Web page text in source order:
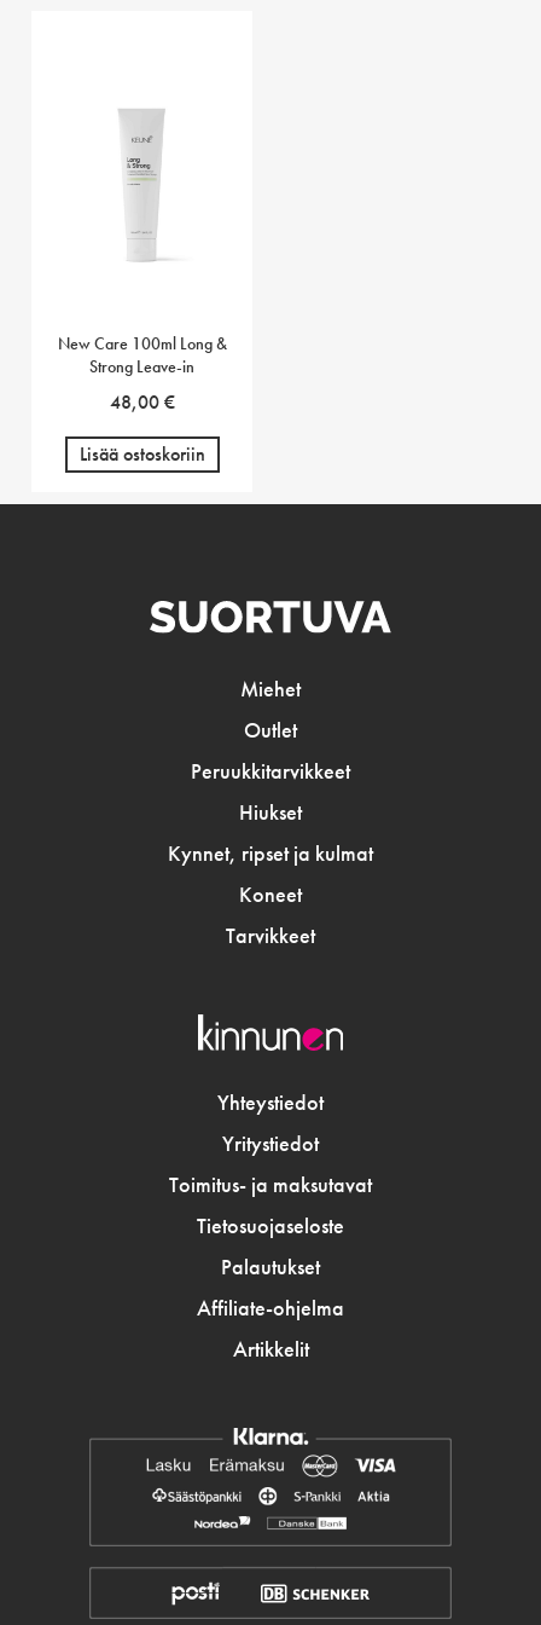
New Care 100ml Long &
Strong Leave-in
48,00€
Lisää ostoskoriin
Miehet
Outlet
Peruukkitarvikkeet
Hiukset
Kynnet, ripset ja kulmat
Koneet
Tarvikkeet
Yhteystiedot
Yritystiedot
Toimitus- ja maksutavat
Tietosuojaseloste
Palautukset
Affiliate-ohjelma
Artikkelit